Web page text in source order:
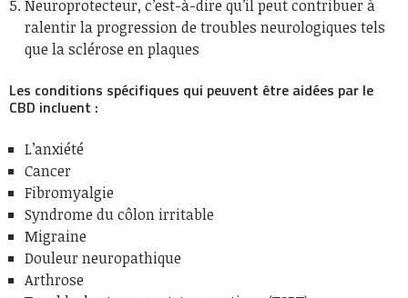
Neuroprotecteur, c’est-à-dire qu’il peut contribuer à
ralentir la progression de troubles neurologiques tels
que la sclérose en plaques
Les conditions spécifiques qui peuvent être aidées par le
CBD incluent :
L’anxiété
Cancer
Fibromyalgie
Syndrome du côlon irritable
Migraine
Douleur neuropathique
Arthrose